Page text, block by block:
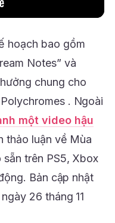
hoạch bao gồm
Notes” và
chung cho
. Ngoài
một video hậu
thảo luận về Mùa
sẵn trên PS5, Xbox
Bản cập nhật
26 tháng 11